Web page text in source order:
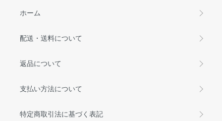
ホーム
配送・送料について
返品について
支払い方法について
特定商取引法に基づく表記